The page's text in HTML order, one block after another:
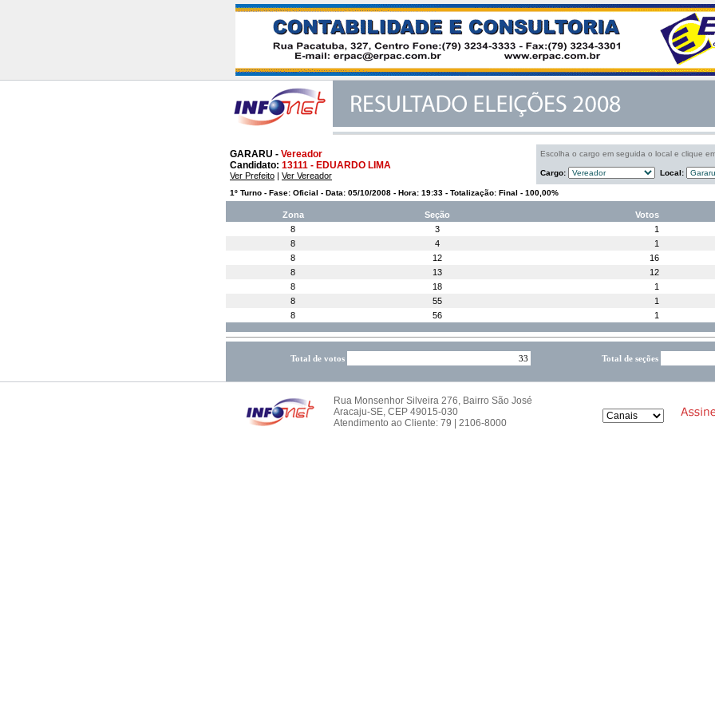
GARARU - Vereador
Candidato: 13111 - EDUARDO LIMA
Ver Prefeito | Ver Vereador
Escolha o cargo em seguida o local e clique
Cargo: Local:
1º Turno - Fase: Oficial - Data: 05/10/2008 - Hora: 19:33 - Totalização: Final - 100,00%
Zona Seção
Votos
8
3
1
8
4
1
8
12
16
8
13
12
8
18
1
8
55
1
8
56 1
Total de votos 33 Total de seções
Rua Monsenhor Silveira 276, Bairro São José
Aracaju-SE, CEP 49015-030
Atendimento ao Cliente: 79 | 2106-8000